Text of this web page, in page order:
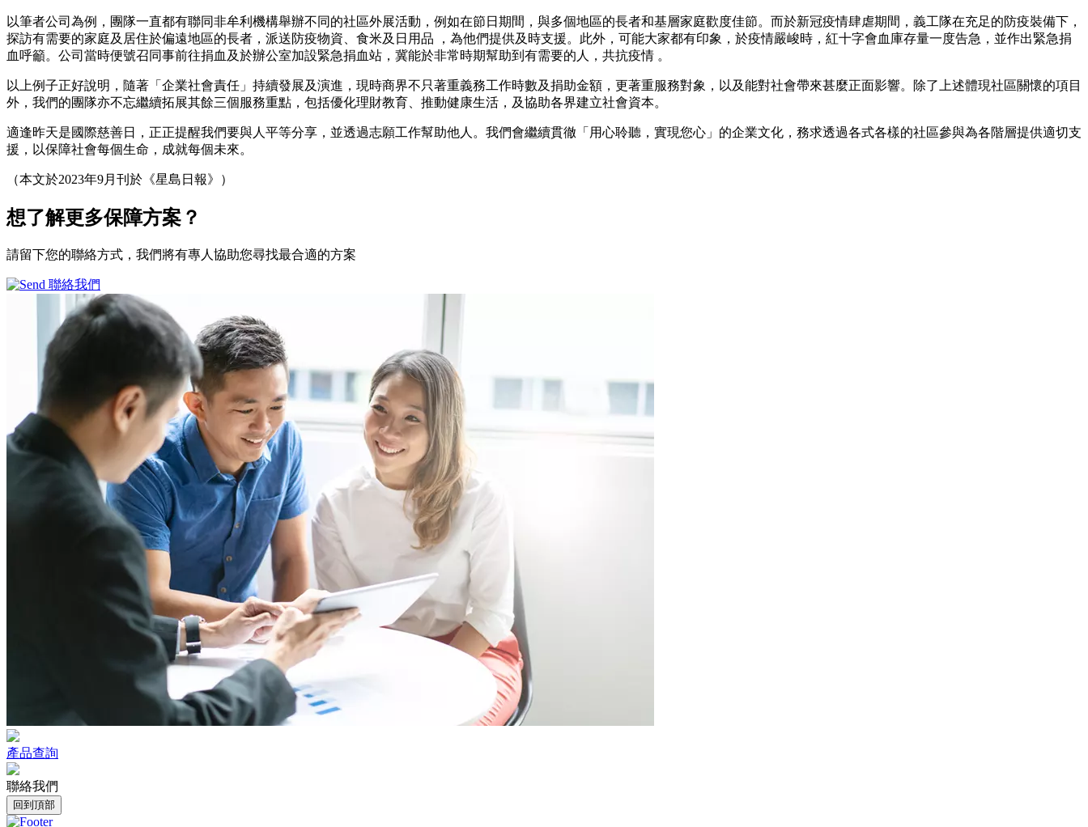
以筆者公司為例，團隊一直都有聯同非牟利機構舉辦不同的社區外展活動，例如在節日期間，與多個地區的長者和基層家庭歡度佳節。而於新冠疫情肆虐期間，義工隊在充足的防疫裝備下，
探訪有需要的家庭及居住於偏遠地區的長者，派送防疫物資、食米及日用品 ，為他們提供及時支援。此外，可能大家都有印象，於疫情嚴峻時，紅十字會血庫存量一度告急，並作出緊急捐
血呼籲。公司當時便號召同事前往捐血及於辦公室加設緊急捐血站，冀能於非常時期幫助到有需要的人，共抗疫情 。
以上例子正好說明，隨著「企業社會責任」持續發展及演進，現時商界不只著重義務工作時數及捐助金額，更著重服務對象，以及能對社會帶來甚麼正面影響。除了上述體現社區關懷的項目
外，我們的團隊亦不忘繼續拓展其餘三個服務重點，包括優化理財教育、推動健康生活，及協助各界建立社會資本。
適逢昨天是國際慈善日，正正提醒我們要與人平等分享，並透過志願工作幫助他人。我們會繼續貫徹「用心聆聽，實現您心」的企業文化，務求透過各式各樣的社區參與為各階層提供適切支
援，以保障社會每個生命，成就每個未來。
（本文於2023年9月刊於《星島日報》）
想了解更多保障方案？
請留下您的聯絡方式，我們將有專人協助您尋找最合適的方案
聯絡我們
產品查詢
聯絡我們
回到頂部